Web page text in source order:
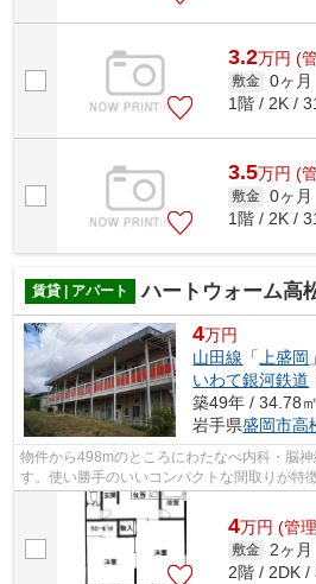
3.2万円 (
敷金 0ヶ月
1階 / 2K /
3.5万円 (
敷金 0ヶ月
1階 / 2K /
賃貸 | アパート ハートウォーム高
4万円
山田線 「上盛岡
いわて銀河鉄道
築49年 / 34.78㎡
岩手県盛岡市高
物件から498mのところにわたなべ内科・脳
す。使い勝手のいいコンパクトな間取りが特
ば、森の不動産から始めませんか？お客様...
4万円 (管
敷金 2ヶ月
2階 / 2DK /